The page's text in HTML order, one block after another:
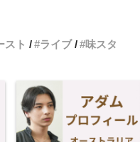
スト ライブ 味スタ